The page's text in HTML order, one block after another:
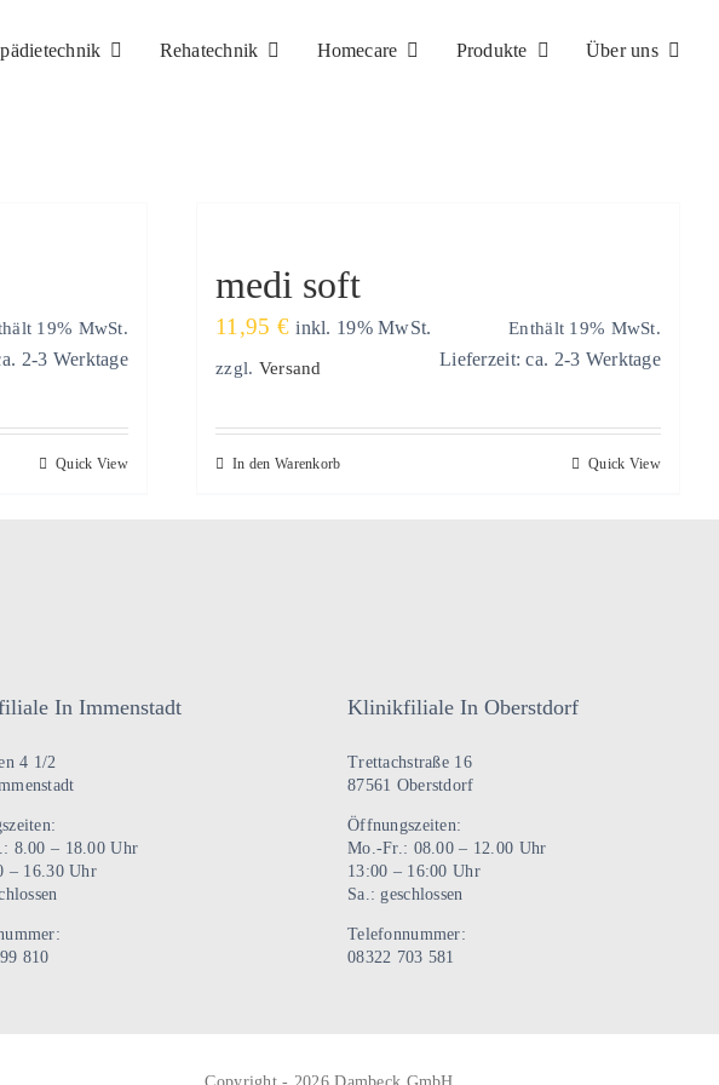
Rehatechnik Homecare Produkte Über uns
19% MwSt.
2-3 Werktage
Quick View
medi soft
11,95 € inkl. 19% MwSt.
Enthält 19% MwSt.
zzgl. Versand Lieferzeit: ca. 2-3 Werktage
In den Warenkorb Quick View
In Immenstadt
4 1/2
8.00 – 18.00 Uhr
– 16.30 Uhr
810
Klinikfiliale In Oberstdorf
Trettachstraße 16
87561 Oberstdorf
Öffnungszeiten:
Mo.-Fr.: 08.00 – 12.00 Uhr
13:00 – 16:00 Uhr
Sa.: geschlossen
Telefonnummer:
08322 703 581